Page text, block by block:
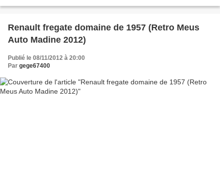
Renault fregate domaine de 1957 (Retro Meus
Auto Madine 2012)
Publié le 08/11/2012 à 20:00
Par gege67400